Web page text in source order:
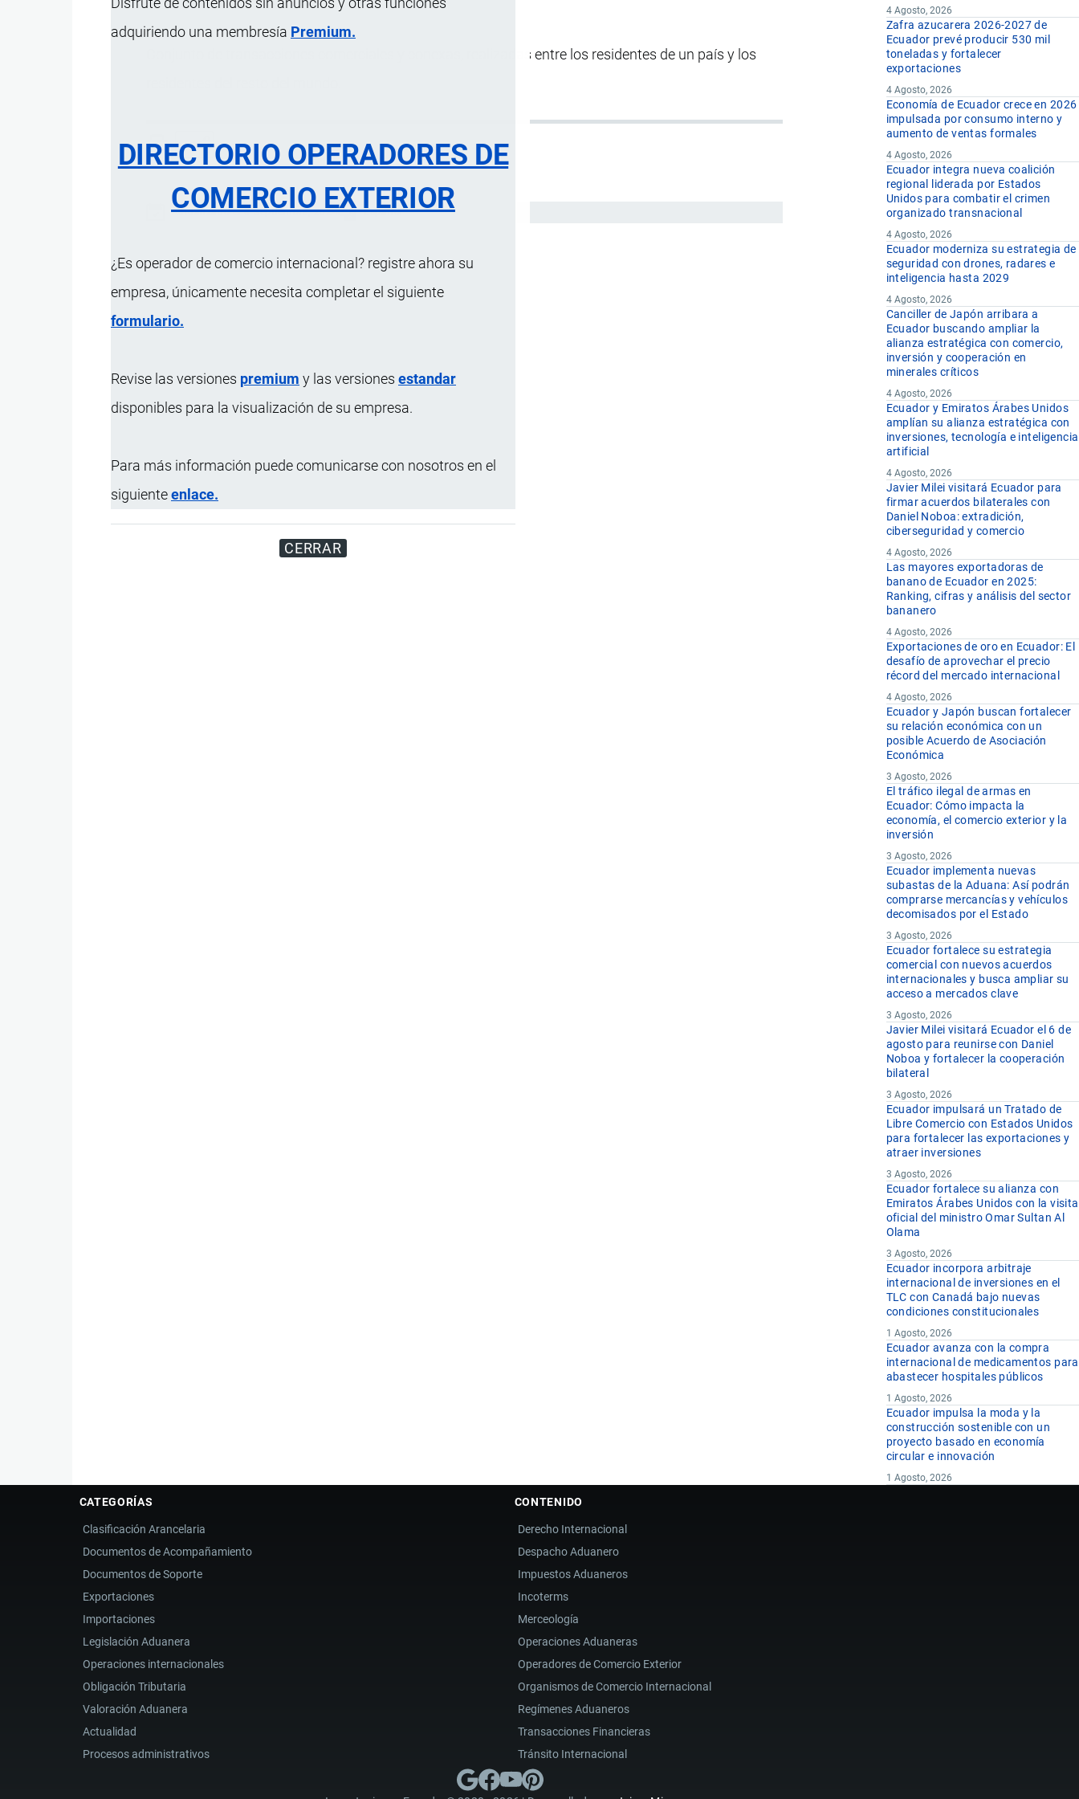
adquiriendo una membresía Premium.
DIRECTORIO OPERADORES DE
COMERCIO EXTERIOR
¿Es operador de comercio internacional? registre ahora su
empresa, únicamente necesita completar el siguiente
formulario.
Revise las versiones premium y las versiones estandar
disponibles para la visualización de su empresa.
Para más información puede comunicarse con nosotros en el
siguienteenlace.
CERRAR
Conjunto de transacciones comerciales y conexas, realizadas entre los residentes de un país y los
Actualizado el 8 Septiembre, 2024 Español
4 Agosto, 2026
Zafra azucarera 2026-2027 de
Ecuador prevé producir 530 mil
toneladas y fortalecer
exportaciones
4 Agosto, 2026
Economía de Ecuador crece en 2026
impulsada por consumo interno y
aumento de ventas formales
4 Agosto, 2026
Ecuador integra nueva coalición
regional liderada por Estados
Unidos para combatir el crimen
organizado transnacional
4 Agosto, 2026
Ecuador moderniza su estrategia de
seguridad con drones, radares e
inteligencia hasta 2029
4 Agosto, 2026
Canciller de Japón arribara a
Ecuador buscando ampliar la
alianza estratégica con comercio,
inversión y cooperación en
minerales críticos
4 Agosto, 2026
Ecuador y Emiratos Árabes Unidos
amplían su alianza estratégica con
inversiones, tecnología e inteligencia
artificial
4 Agosto, 2026
Javier Milei visitará Ecuador para
firmar acuerdos bilaterales con
Daniel Noboa: extradición,
ciberseguridad y comercio
4 Agosto, 2026
Las mayores exportadoras de
banano de Ecuador en 2025:
Ranking, cifras y análisis del sector
bananero
4 Agosto, 2026
Exportaciones de oro en Ecuador: El
desafío de aprovechar el precio
récord del mercado internacional
4 Agosto, 2026
Ecuador y Japón buscan fortalecer
su relación económica con un
posible Acuerdo de Asociación
Económica
3 Agosto, 2026
El tráfico ilegal de armas en
Ecuador: Cómo impacta la
economía, el comercio exterior y la
inversión
3 Agosto, 2026
Ecuador implementa nuevas
subastas de la Aduana: Así podrán
comprarse mercancías y vehículos
decomisados por el Estado
3 Agosto, 2026
Ecuador fortalece su estrategia
comercial con nuevos acuerdos
internacionales y busca ampliar su
acceso a mercados clave
3 Agosto, 2026
Javier Milei visitará Ecuador el 6 de
agosto para reunirse con Daniel
Noboa y fortalecer la cooperación
bilateral
3 Agosto, 2026
Ecuador impulsará un Tratado de
Libre Comercio con Estados Unidos
para fortalecer las exportaciones y
atraer inversiones
3 Agosto, 2026
Ecuador fortalece su alianza con
Emiratos Árabes Unidos con la visita
oficial del ministro Omar Sultan Al
Olama
3 Agosto, 2026
Ecuador incorpora arbitraje
internacional de inversiones en el
TLC con Canadá bajo nuevas
condiciones constitucionales
1 Agosto, 2026
Ecuador avanza con la compra
internacional de medicamentos para
abastecer hospitales públicos
1 Agosto, 2026
Ecuador impulsa la moda y la
construcción sostenible con un
proyecto basado en economía
circular e innovación
1 Agosto, 2026
CATEGORÍAS
Clasificación Arancelaria
Documentos de Acompañamiento
Documentos de Soporte
Exportaciones
Importaciones
Legislación Aduanera
Operaciones internacionales
Obligación Tributaria
Valoración Aduanera
Actualidad
Procesos administrativos
CONTENIDO
Derecho Internacional
Despacho Aduanero
Impuestos Aduaneros
Incoterms
Merceología
Operaciones Aduaneras
Operadores de Comercio Exterior
Organismos de Comercio Internacional
Regímenes Aduaneros
Transacciones Financieras
Tránsito Internacional